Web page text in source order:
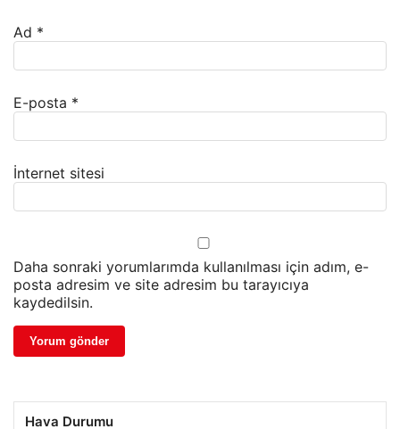
Ad *
E-posta *
İnternet sitesi
Daha sonraki yorumlarımda kullanılması için adım, e-
posta adresim ve site adresim bu tarayıcıya
kaydedilsin.
Hava Durumu